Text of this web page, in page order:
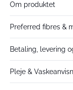
Om produktet
Preferred fibres &
Betaling, levering
Pleje &